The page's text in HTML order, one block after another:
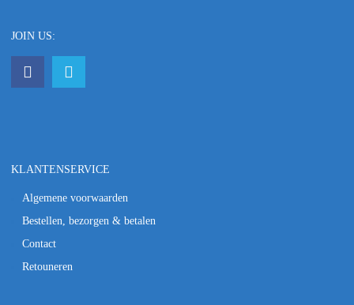
JOIN US:
KLANTENSERVICE
Algemene voorwaarden
Bestellen, bezorgen & betalen
Contact
Retouneren